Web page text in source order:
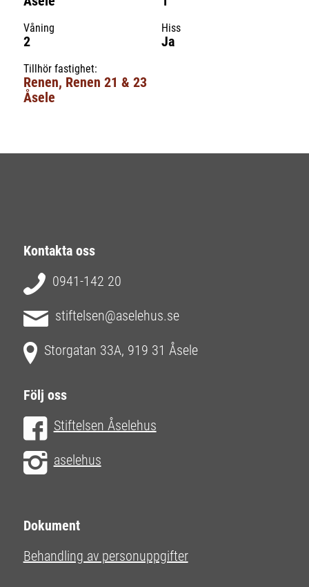
Våning
2
Hiss
Ja
Tillhör fastighet:
Renen, Renen 21 & 23
Åsele
Kontakta oss
0941-142 20
stiftelsen@aselehus.se
Storgatan 33A, 919 31 Åsele
Följ oss
Stiftelsen Åselehus
aselehus
Dokument
Behandling av personuppgifter